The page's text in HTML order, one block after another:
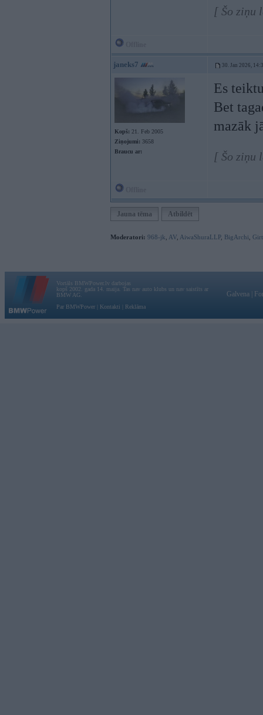
[ Šo ziņu
janeks7 30. Jan 2026,
Kopš: 21. Feb 2005
Ziņojumi: 3658
Braucu ar:
Es
Bet
mazāk
[ Šo ziņu
Jauna tēma Atbildēt
Moderatori: 968-jk AV AiwaShuraLLP, BigArchi
Vortāls BMWPower.lv darbojas
kopš 2002. gada 14. maija. Tas nav auto klubs un nav saistīts ar
BMW AG.
Par BMWPower
Kontakti Reklāma
Galvena